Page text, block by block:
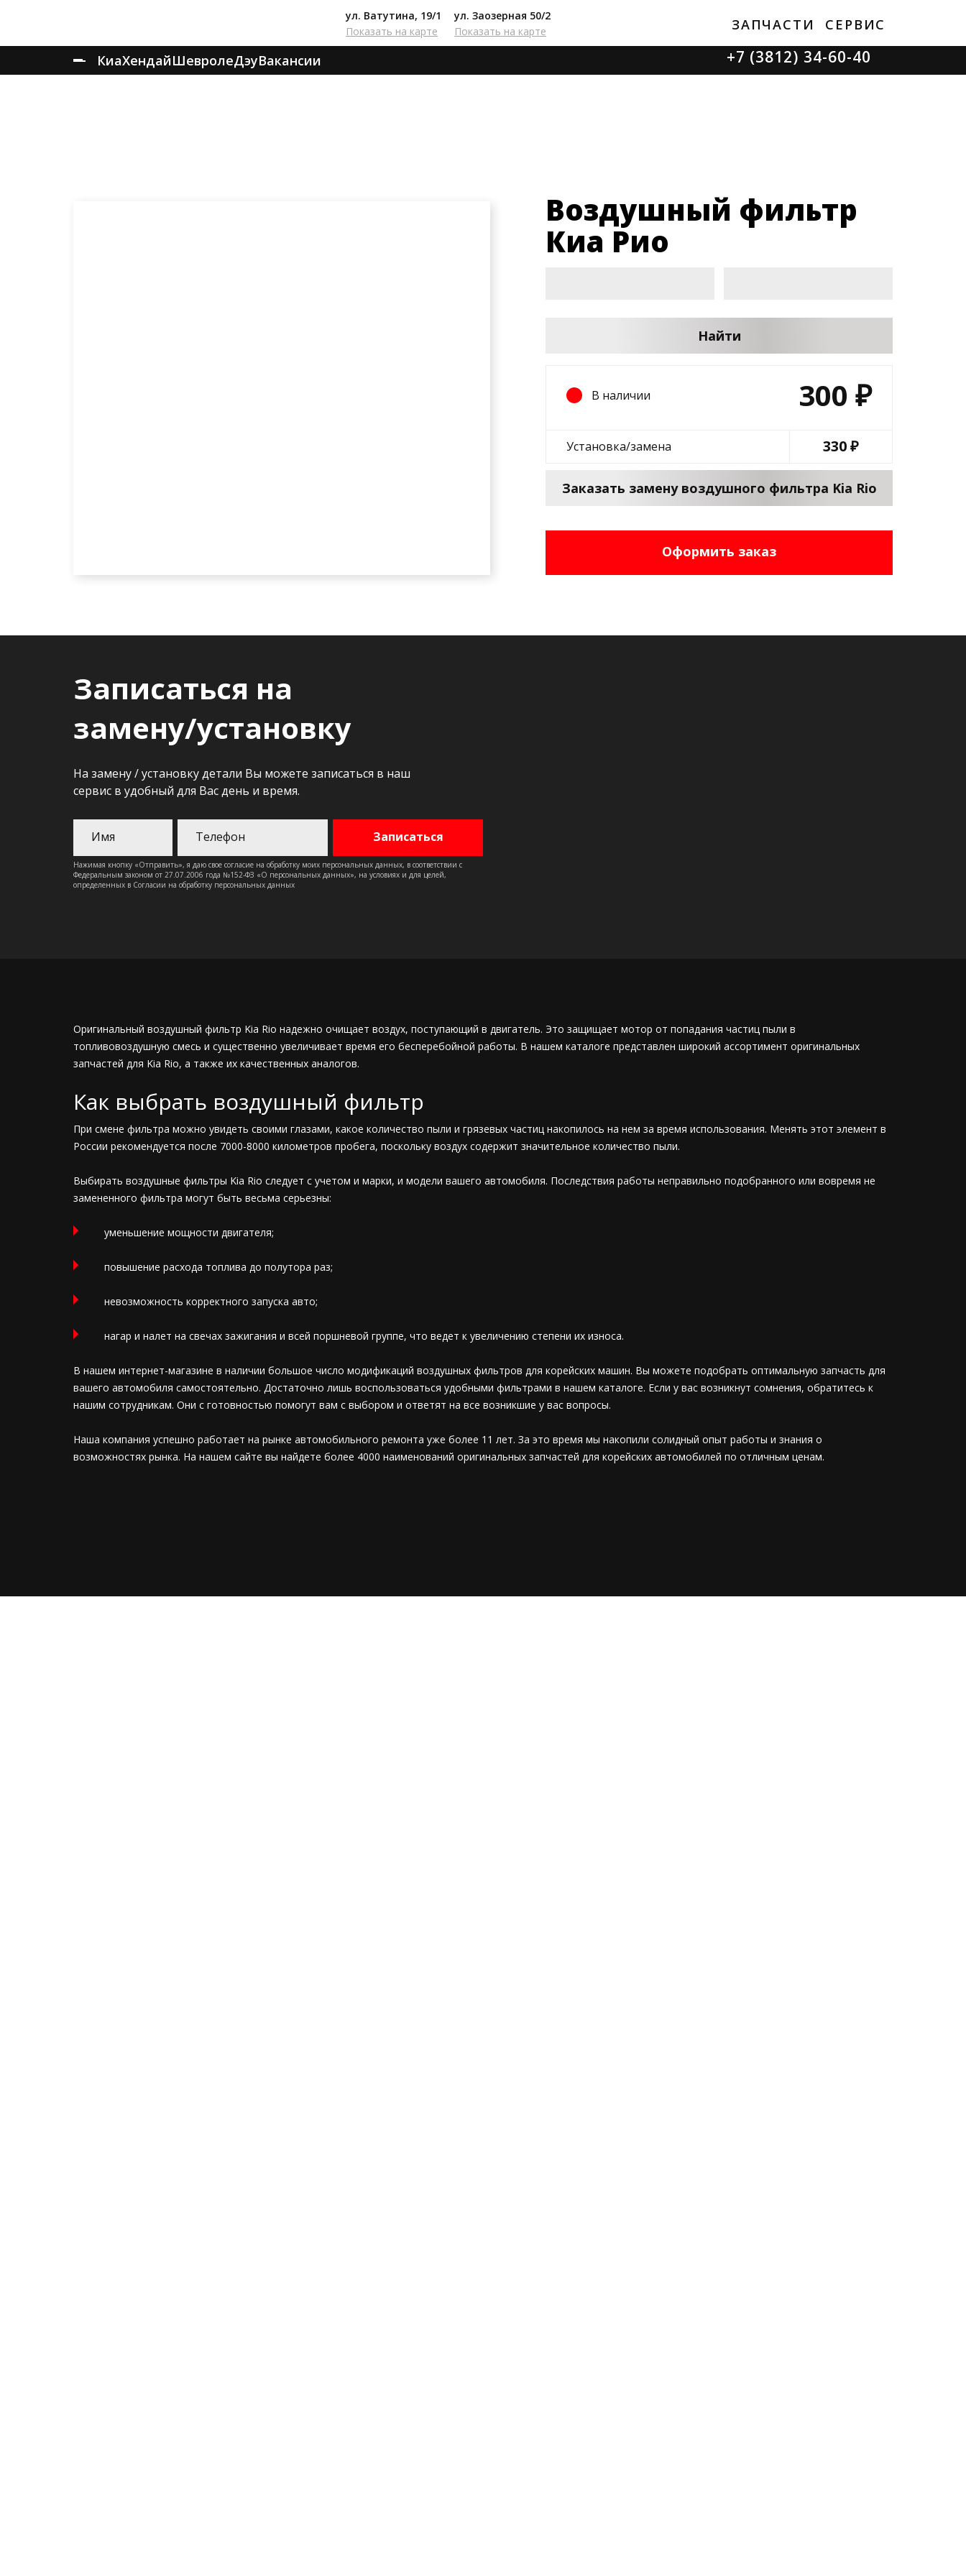
ул. Ватутина, 19/1
Показать на карте
ул. Заозерная 50/2
Показать на карте
ЗАПЧАСТИ СЕРВИС
КиаХендайШевролеДэуВакансии +7 (3812) 34-60-40
Воздушный фильтр
Киа Рио
Найти
В наличии 300 ₽
Установка/замена 330 ₽
Заказать замену воздушного фильтра Kia Rio
Оформить заказ
Записаться на
замену/установку
На замену / установку детали Вы можете записаться в наш
сервис в удобный для Вас день и время.
Нажимая кнопку «Отправить», я даю свое согласие на обработку моих персональных данных, в соответствии с
Федеральным законом от 27.07.2006 года №152-ФЗ «О персональных данных», на условиях и для целей,
определенных в Согласии на обработку персональных данных
Оригинальный воздушный фильтр Kia Rio надежно очищает воздух, поступающий в двигатель. Это защищает мотор от попадания частиц пыли в
топливовоздушную смесь и существенно увеличивает время его бесперебойной работы. В нашем каталоге представлен широкий ассортимент оригинальных
запчастей для Kia Rio, а также их качественных аналогов.
Как выбрать воздушный фильтр
При смене фильтра можно увидеть своими глазами, какое количество пыли и грязевых частиц накопилось на нем за время использования. Менять этот элемент в
России рекомендуется после 7000-8000 километров пробега, поскольку воздух содержит значительное количество пыли.
Выбирать воздушные фильтры Kia Rio следует с учетом и марки, и модели вашего автомобиля. Последствия работы неправильно подобранного или вовремя не
замененного фильтра могут быть весьма серьезны:
уменьшение мощности двигателя;
повышение расхода топлива до полутора раз;
невозможность корректного запуска авто;
нагар и налет на свечах зажигания и всей поршневой группе, что ведет к увеличению степени их износа.
В нашем интернет-магазине в наличии большое число модификаций воздушных фильтров для корейских машин. Вы можете подобрать оптимальную запчасть для
вашего автомобиля самостоятельно. Достаточно лишь воспользоваться удобными фильтрами в нашем каталоге. Если у вас возникнут сомнения, обратитесь к
нашим сотрудникам. Они с готовностью помогут вам с выбором и ответят на все возникшие у вас вопросы.
Наша компания успешно работает на рынке автомобильного ремонта уже более 11 лет. За это время мы накопили солидный опыт работы и знания о
возможностях рынка. На нашем сайте вы найдете более 4000 наименований оригинальных запчастей для корейских автомобилей по отличным ценам.